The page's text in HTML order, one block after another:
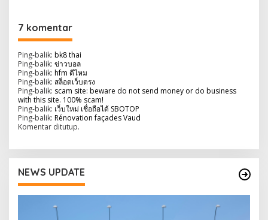
a
s
i
p
o
s
7 komentar
Ping-balik: bk8 thai
Ping-balik: ข่าวบอล
Ping-balik: hfm ดีไหม
Ping-balik: สล็อตเว็บตรง
Ping-balik: scam site: beware do not send money or do business
with this site. 100% scam!
Ping-balik: เว็บใหม่ เชื่อถือได้ SBOTOP
Ping-balik: Rénovation façades Vaud
Komentar ditutup.
NEWS UPDATE